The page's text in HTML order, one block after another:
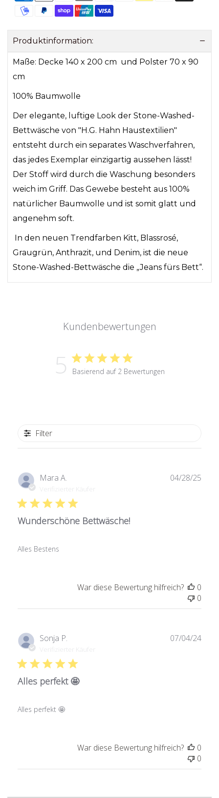
Produktinformation:
Maße: Decke 140 x 200 cm und Polster 70 x 90
cm
100% Baumwolle
Der elegante, luftige Look der Stone-Washed-
Bettwäsche von "H.G. Hahn Haustextilien"
entsteht durch ein separates Waschverfahren,
das jedes Exemplar einzigartig aussehen lässt!
Der Stoff wird durch die Waschung besonders
weich im Griff. Das Gewebe besteht aus 100%
natürlicher Baumwolle und ist somit glatt und
angenehm soft.
In den neuen Trendfarben Kitt, Blassrosé,
Graugrün, Anthrazit, und Denim, ist die neue
Stone-Washed-Bettwäsche die „Jeans fürs Bett“.
Kundenbewertungen
5 Basierend auf 2 Bewertungen
Filter
Mara A.
Verifizierter Käufer
Wunderschöne Bettwäsche!
Alles Bestens
04/28/25
War diese Bewertung hilfreich?
0
0
Sonja P.
Verifizierter Käufer
Alles perfekt 🤩
Alles perfekt 🤩
07/04/24
War diese Bewertung hilfreich?
0
0